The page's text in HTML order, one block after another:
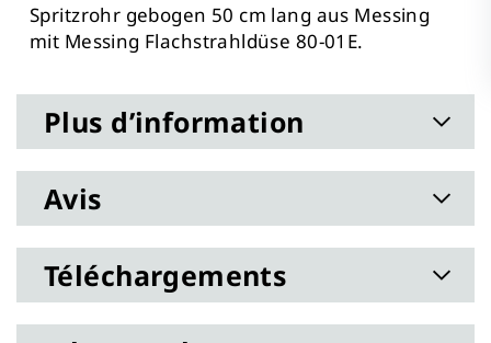
Spritzrohr gebogen 50 cm lang aus Messing
mit Messing Flachstrahldüse 80-01E.
Plus d’information
Avis
Téléchargements